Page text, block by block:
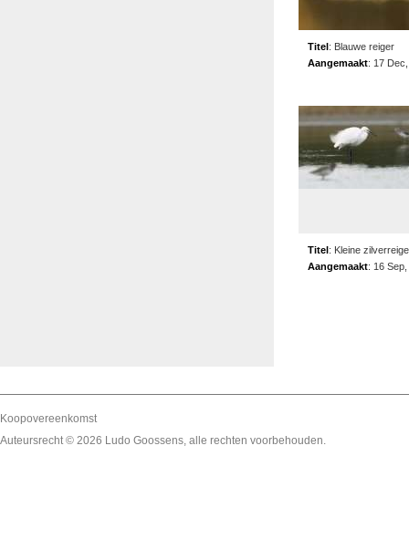
Titel: Blauwe reiger
Aangemaakt: 17
Titel: Kleine
Aangemaakt: 16
Koopovereenkomst
Auteursrecht © 2026 Ludo Goossens, alle rechten voorbehouden.